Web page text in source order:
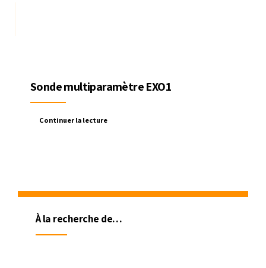
Sonde multiparamètre EXO1
Continuer la lecture
À la recherche de…